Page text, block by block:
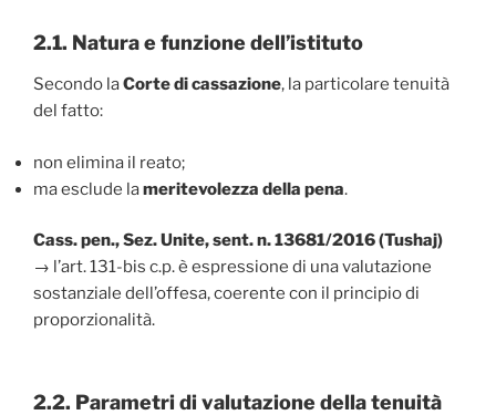
2.1. Natura e funzione dell’istituto
Secondo laCorte di cassazione, la particolare tenuità
del fatto:
non elimina il reato;
ma esclude lameritevolezza della pena.
Cass. pen., Sez. Unite, sent. n. 13681/2016 (Tushaj)
→ l’art. 131-bis c.p. è espressione di una valutazione
sostanziale dell’offesa, coerente con il principio di
proporzionalità.
2.2. Parametri di valutazione della tenuità